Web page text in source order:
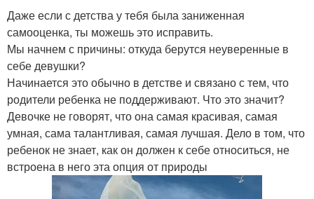
Даже если с детства у тебя была заниженная
самооценка, ты можешь это исправить.
Мы начнем с причины: откуда берутся неуверенные в
себе девушки?
Начинается это обычно в детстве и связано с тем, что
родители ребенка не поддерживают. Что это значит?
Девочке не говорят, что она самая красивая, самая
умная, сама талантливая, самая лучшая. Дело в том, что
ребенок не знает, как он должен к себе относиться, не
встроена в него эта опция от природы